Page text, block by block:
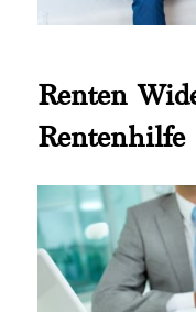
Renten
Rentenhilfe